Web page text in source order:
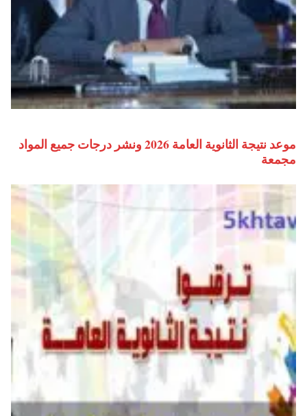
موعد نتيجة الثانوية العامة 2026 ونشر درجات جميع المواد
مجمعة